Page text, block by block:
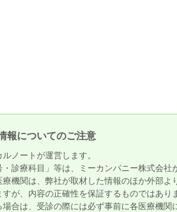
報についてのご注意
ノートが運営します。
・診療科目」等は、ミーカンパニー株式会
療機関は、弊社が取材した情報のほか外部
すが、内容の正確性を保証するものではあり
場合は、受診の際には必ず事前に各医療機